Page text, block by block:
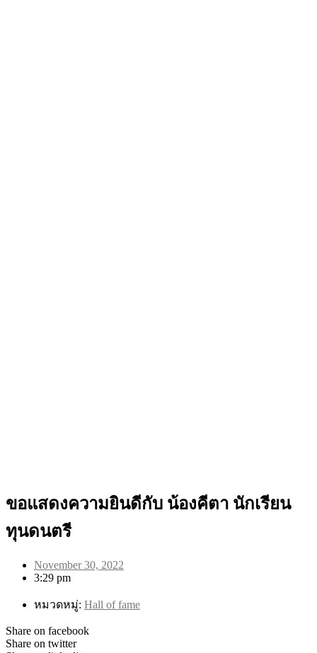
ขอแสดงความยินดีกับ น้องคีตา นักเรียน
ทุนดนตรี
November 30, 2022
3:29 pm
หมวดหมู่: Hall of fame
Share on facebook
Share on twitter